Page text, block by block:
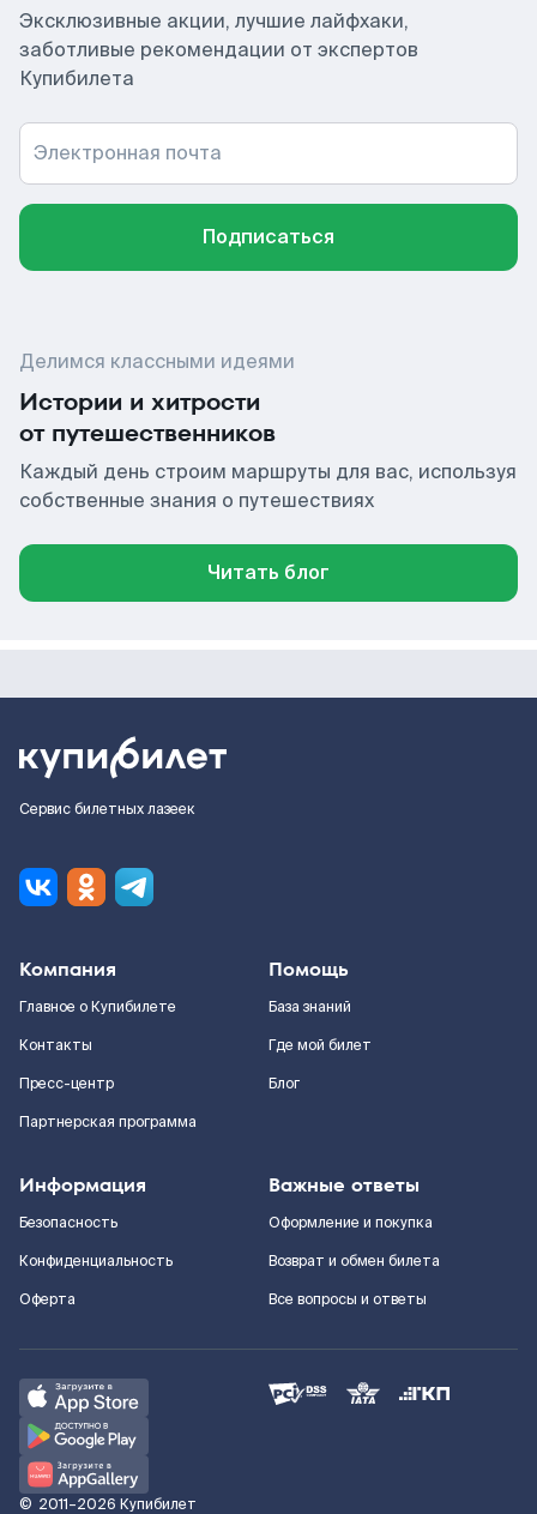
Эксклюзивные акции, лучшие лайфхаки,
заботливые рекомендации от экспертов
Купибилета
Электронная почта
Подписаться
Делимся классными идеями
Истории и хитрости
от путешественников
Каждый день строим маршруты для вас, используя
собственные знания о путешествиях
Читать блог
Сервис билетных лазеек
Компания
Главное о Купибилете
Контакты
Пресс-центр
Партнерская программа
Помощь
База знаний
Где мой билет
Блог
Информация
Безопасность
Конфиденциальность
Оферта
Важные ответы
Оформление и покупка
Возврат и обмен билета
Все вопросы и ответы
© 2011–2026 Купибилет